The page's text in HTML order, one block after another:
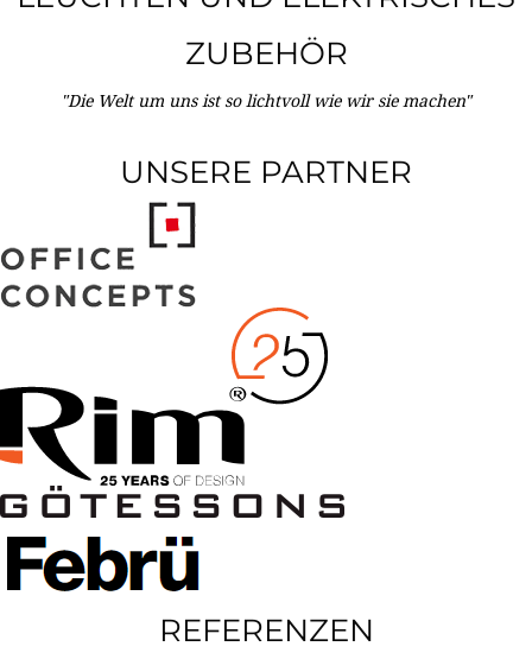
ZUBEHÖR
"Die Welt um uns ist so lichtvoll wie wir sie machen"
UNSERE PARTNER
REFERENZEN